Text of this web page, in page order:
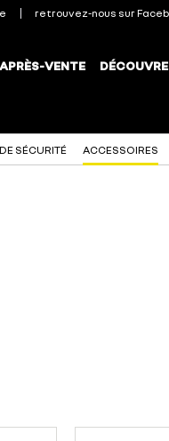
SÉCURITÉ ACCESSOIRES